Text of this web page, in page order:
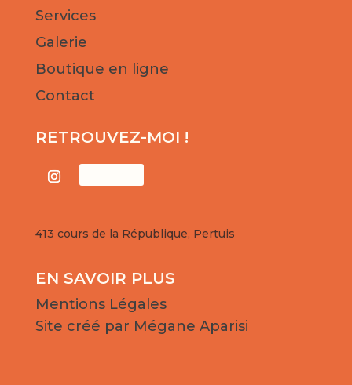
Services
Galerie
Boutique en ligne
Contact
RETROUVEZ-MOI !
413 cours de la République, Pertuis
EN SAVOIR PLUS
Mentions Légales
Site créé par Mégane Aparisi